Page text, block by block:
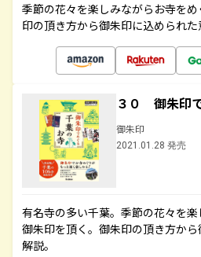
季節の花々を楽しみながらお寺を
印の頂き方から御朱印に込められた
３０ 御朱印
御朱印
2021.01.28 発売
有名寺の多い千葉。季節の花々を楽
御朱印を頂く。御朱印の頂き方か
解説。